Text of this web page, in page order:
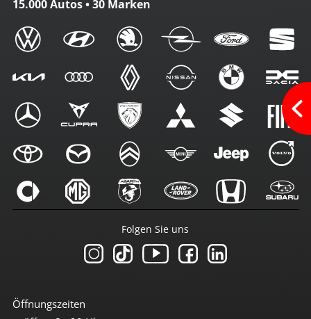
15.000 Autos • 30 Marken
Öffnungszeiten
Folgen Sie uns